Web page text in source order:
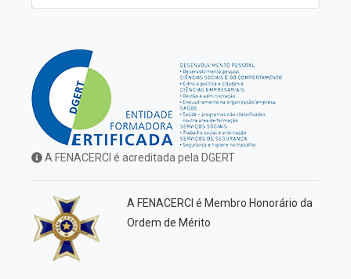
A FENACERCI é acreditada pela DGERT
A FENACERCI é Membro Honorário da
Ordem de Mérito